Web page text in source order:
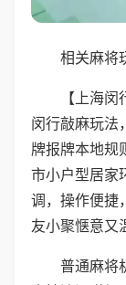
相关麻将
【上海
闵行敲麻玩法
牌报牌本地规
市小户型居家
调，操作便捷
友小聚惬意又
普通麻将